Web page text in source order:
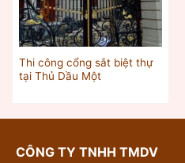
Thi công cổng sắt biệt thự
tại Thủ Dầu Một
CÔNG TY TNHH TMDV